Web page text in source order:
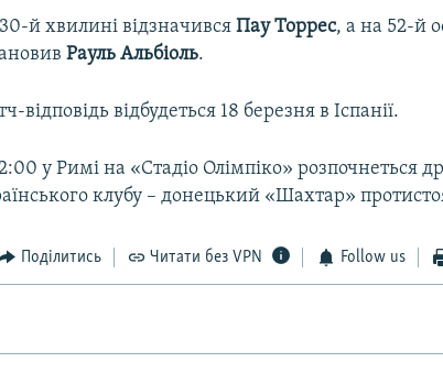
й хвилині відзначивсяПау Торрес, а на 52-й
Рауль Альбіоль.
відповідь відбудеться 18 березня в Іспанії.
у Римі на «Стадіо Олімпіко» розпочнеться
клубу – донецький «Шахтар»
Поділитись Читати без VPN Follow us